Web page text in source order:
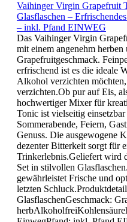
Vaihinger Virgin Grapefruit
Glasflaschen –
– inkl. Pfand EINWEG
Das Vaihinger Virgin
mit einem angenehm
Grapefruitgeschmack.
erfrischend ist es die ideale
Alkohol verzichten
verzichten.Ob pur auf Eis,
hochwertiger Mixer für
Tonic ist vielseitig
Sommerabende, Feiern,
Genuss. Die ausgewogene
dezenter Bitterkeit sorgt für
Trinkerlebnis.Geliefert wird
Set in stilvollen
gewährleistet Frische und
letzten
GlasflaschenGeschmack: